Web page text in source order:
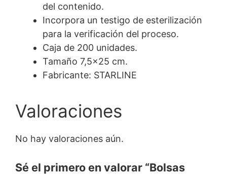
del contenido.
Incorpora un testigo de esterilización
para la verificación del proceso.
Caja de 200 unidades.
Tamaño 7,5×25 cm.
Fabricante: STARLINE
Valoraciones
No hay valoraciones aún.
Sé el primero en valorar “Bolsas